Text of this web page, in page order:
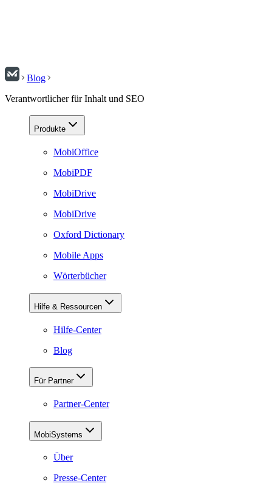
Blog
Verantwortlicher für Inhalt und SEO
Produkte
MobiOffice
MobiPDF
MobiDrive
MobiDrive
Oxford Dictionary
Mobile Apps
Wörterbücher
Hilfe & Ressourcen
Hilfe-Center
Blog
Für Partner
Partner-Center
MobiSystems
Über
Presse-Center